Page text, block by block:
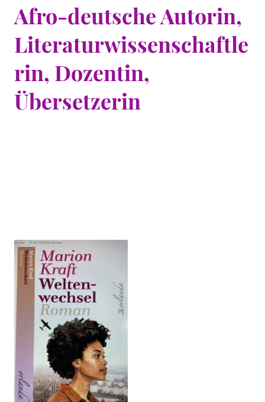
Afro-deutsche Autorin,
Literaturwissenschaftle
rin, Dozentin,
Übersetzerin